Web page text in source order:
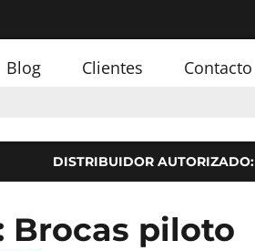
Blog Clientes Contacto
DISTRIBUIDOR AUTORIZADO:
Brocas piloto